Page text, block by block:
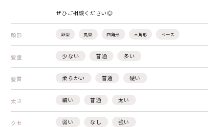
ぜひご相談ください◎
顔形 卵型 丸型 四角形 三角形 ベース
髪量 少ない 普通 多い
髪質 柔らかい 普通 硬い
太さ 細い 普通 太い
クセ 弱い なし 強い